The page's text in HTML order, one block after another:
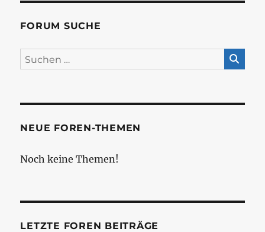
FORUM SUCHE
NEUE FOREN-THEMEN
Noch keine Themen!
LETZTE FOREN BEITRÄGE